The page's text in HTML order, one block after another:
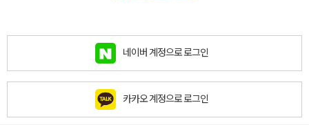
네이버 계정으로 로그인
카카오 계정으로 로그인